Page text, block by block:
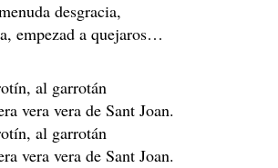
desgracia,
empezad a quejaros…
al garrotán
vera vera de Sant Joan.
al garrotán
vera vera de Sant Joan.